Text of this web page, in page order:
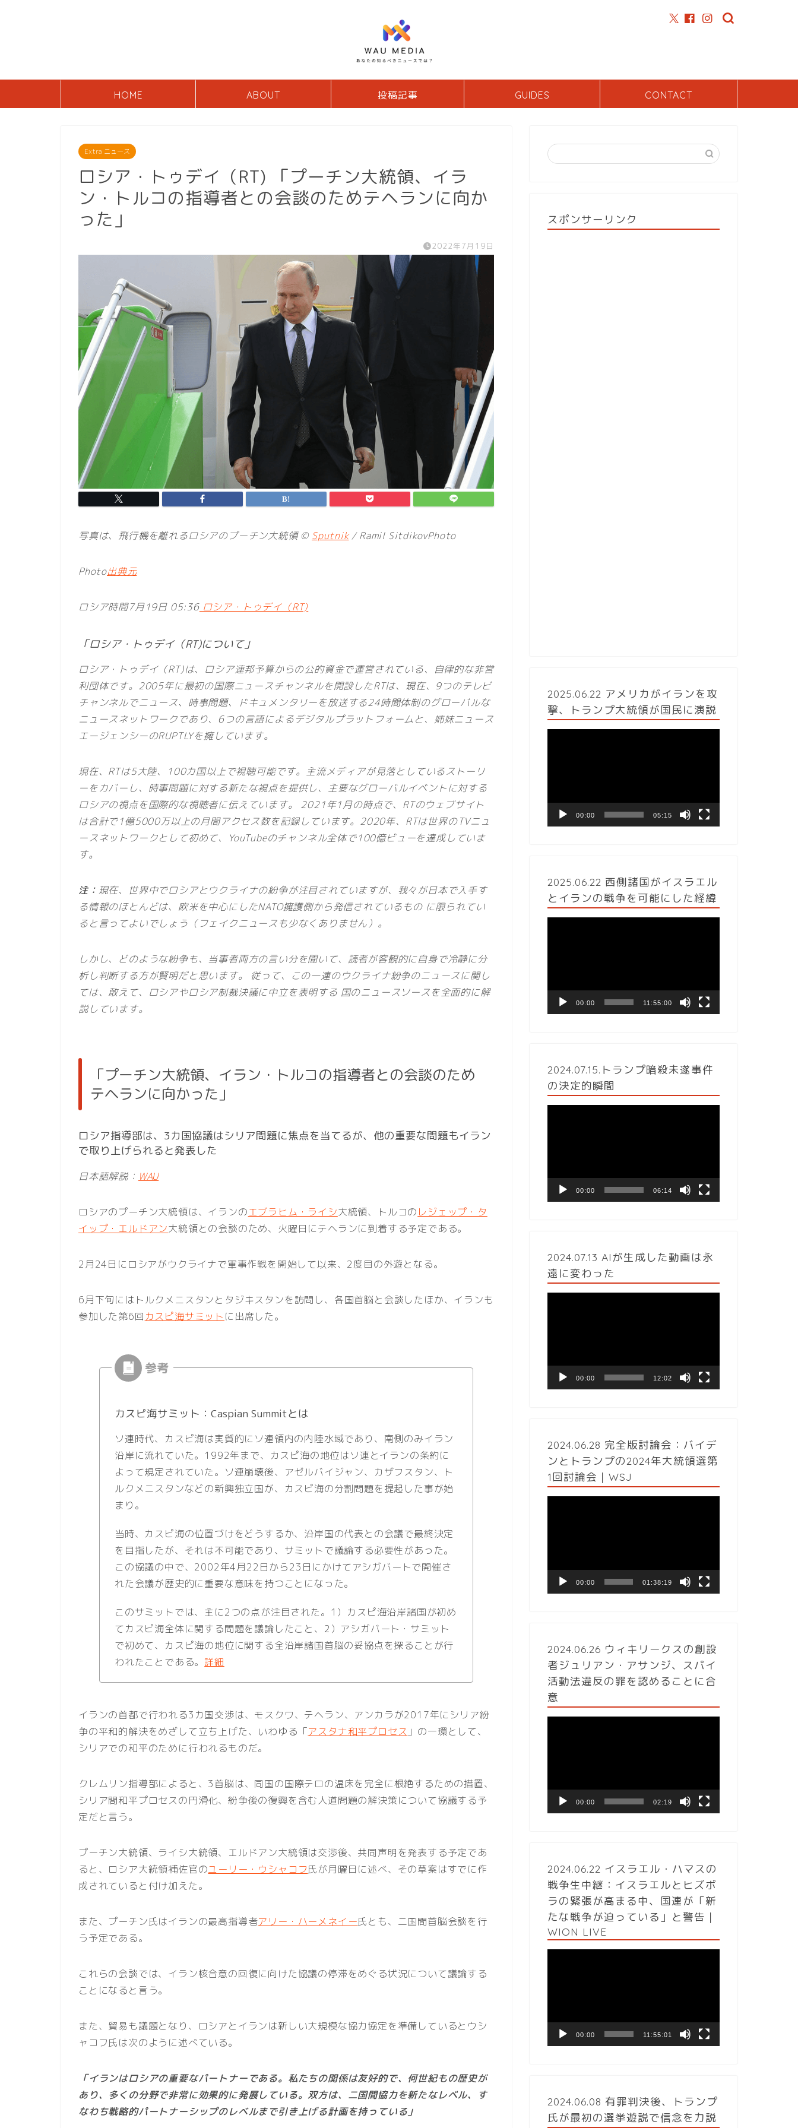
HOME ABOUT 投稿記事 GUIDES CONTACT
Extra ニュース
ロシア・トゥデイ（RT) 「プーチン大統領、イラ
ン・トルコの指導者との会談のためテヘランに向か
った」
2022年7月19日
写真は、飛行機を離れるロシアのプーチン大統領 © Sputnik/ Ramil SitdikovPhoto
Photo出典元
ロシア時間7月19日 05:36ロシア・トゥデイ（RT)
「ロシア・トゥデイ（RT)について」
ロシア・トゥデイ（RT)は、ロシア連邦予算からの公的資金で運営されている、自律的な非営
利団体です。2005年に最初の国際ニュースチャンネルを開設したRTは、現在、9つのテレビ
チャンネルでニュース、時事問題、ドキュメンタリーを放送する24時間体制のグローバルな
ニュースネットワークであり、6つの言語によるデジタルプラットフォームと、姉妹ニュース
エージェンシーのRUPTLYを擁しています。
現在、RTは5大陸、100カ国以上で視聴可能です。主流メディアが見落としているストーリ
ーをカバーし、時事問題に対する新たな視点を提供し、主要なグローバルイベントに対する
ロシアの視点を国際的な視聴者に伝えています。 2021年1月の時点で、RTのウェブサイト
は合計で1億5000万以上の月間アクセス数を記録しています。2020年、RTは世界のTVニュ
ースネットワークとして初めて、YouTubeのチャンネル全体で100億ビューを達成していま
す。
注： 現在、世界中でロシアとウクライナの紛争が注目されていますが、我々が日本で入手す
る情報のほとんどは、欧米を中心にしたNATO擁護側から発信されているもの に限られてい
ると言ってよいでしょう（フェイクニュースも少なくありません）。
しかし、どのような紛争も、当事者両方の言い分を聞いて、読者が客観的に自身で冷静に分
析し判断する方が賢明だと思います。 従って、この一連のウクライナ紛争のニュースに関し
ては、敢えて、ロシアやロシア制裁決議に中立を表明する 国のニュースソースを全面的に解
説しています。
「プーチン大統領、イラン・トルコの指導者との会談のため
テヘランに向かった」
ロシア指導部は、3カ国協議はシリア問題に焦点を当てるが、他の重要な問題もイラン
で取り上げられると発表した
日本語解説： WAU
ロシアのプーチン大統領は、イランのエブラヒム・ライシ大統領、トルコの レジェップ・タ
イップ・エルドアン大統領との会談のため、火曜日にテヘランに到着する予定である。
2月24日にロシアがウクライナで軍事作戦を開始して以来、2度目の外遊となる。
6月下旬にはトルクメニスタンとタジキスタンを訪問し、各国首脳と会談したほか、イランも
参加した第6回 カスピ海サミット に出席した。
カスピ海サミット：Caspian Summitとは
ソ連時代、カスピ海は実質的にソ連領内の内陸水域であり、南側のみイラン
沿岸に流れていた。1992年まで、カスピ海の地位はソ連とイランの条約に
よって規定されていた。ソ連崩壊後、アゼルバイジャン、カザフスタン、ト
ルクメニスタンなどの新興独立国が、カスピ海の分割問題を提起した事が始
まり。
当時、カスピ海の位置づけをどうするか、沿岸国の代表との会議で最終決定
を目指したが、それは不可能であり、サミットで議論する必要性があった。
この協議の中で、2002年4月22日から23日にかけてアシガバートで開催さ
れた会議が歴史的に重要な意味を持つことになった。
このサミットでは、主に2つの点が注目された。1）カスピ海沿岸諸国が初め
てカスピ海全体に関する問題を議論したこと、2）アシガバート・サミット
で初めて、カスピ海の地位に関する全沿岸諸国首脳の妥協点を探ることが行
われたことである。 詳細
イランの首都で行われる3カ国交渉は、モスクワ、テヘラン、アンカラが2017年にシリア紛
争の平和的解決をめざして立ち上げた、いわゆる「アスタナ和平プロセス 」の一環として、
シリアでの和平のために行われるものだ。
クレムリン指導部によると、3首脳は、同国の国際テロの温床を完全に根絶するための措置、
シリア間和平プロセスの円滑化、紛争後の復興を含む人道問題の解決策について協議する予
定だと言う。
プーチン大統領、ライシ大統領、エルドアン大統領は交渉後、共同声明を発表する予定であ
ると、ロシア大統領補佐官のユーリー・ウシャコフ氏が月曜日に述べ、その草案はすでに作
成されていると付け加えた。
また、プーチン氏はイランの最高指導者アリー・ハーメネイー氏とも、二国間首脳会談を行
う予定である。
これらの会談では、イラン核合意の回復に向けた協議の停滞をめぐる状況について議論する
ことになると言う。
また、貿易も議題となり、ロシアとイランは新しい大規模な協力協定を準備しているとウシ
ャコフ氏は次のように述べている。
「イランはロシアの重要なパートナーである。私たちの関係は友好的で、何世紀もの歴史が
あり、多くの分野で非常に効果的に発展している。双方は、二国間協力を新たなレベル、す
なわち戦略的パートナーシップのレベルまで引き上げる計画を持っている」
スポンサーリンク
2025.06.22 アメリカがイランを攻
撃、トランプ大統領が国民に演説
ヤ
00:00 05:15
2025.06.22 西側諸国がイスラエル
とイランの戦争を可能にした経緯
ヤ
00:00 11:55:00
2024.07.15.トランプ暗殺未遂事件
の決定的瞬間
ヤ
00:00 06:14
2024.07.13 AIが生成した動画は永
遠に変わった
ヤ
00:00 12:02
2024.06.28 完全版討論会：バイデ
ンとトランプの2024年大統領選第
1回討論会｜WSJ
ヤ
00:00 01:38:19
2024.06.26 ウィキリークスの創設
者ジュリアン・アサンジ、スパイ
活動法違反の罪を認めることに合
意
ヤ
00:00 02:19
2024.06.22 イスラエル・ハマスの
戦争生中継：イスラエルとヒズボ
ラの緊張が高まる中、国連が「新
たな戦争が迫っている」と警告｜
WION LIVE
ヤ
00:00 11:55:01
2024.06.08 有罪判決後、トランプ
氏が最初の選挙遊説で信念を力説